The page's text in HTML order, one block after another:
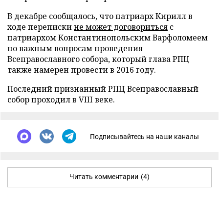
В декабре сообщалось, что патриарх Кирилл в
ходе перепискине может договориться с
патриархом Константинопольским Варфоломеем
по важным вопросам проведения
Всеправославного собора, который глава РПЦ
также намерен провести в 2016 году.
Последний признанный РПЦ Всеправославный
собор проходил в VIII веке.
Подписывайтесь на наши каналы
Читать комментарии (4)